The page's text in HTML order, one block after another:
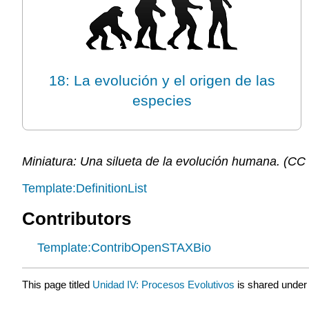
18: La evolución y el origen de las
especies
Miniatura: Una silueta de la evolución humana.
Template:DefinitionList
Contributors
Template:ContribOpenSTAXBio
This page titled Unidad IV: Procesos Evolutivos is shared